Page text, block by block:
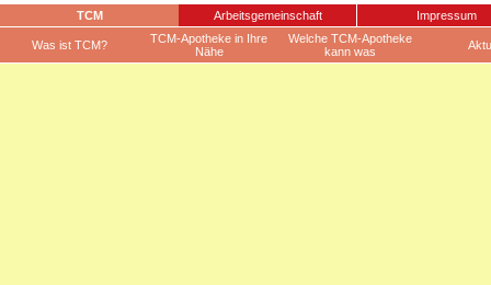
TCM Arbeitsgemeinschaft Impressum
Was ist TCM?
TCM-Apotheke in Ihre
Nähe
Welche TCM-Apotheke
kann was